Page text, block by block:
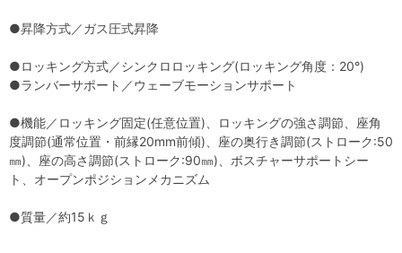
●昇降方式／ガス圧式昇降
●ロッキング方式／シンクロロッキング(ロッキング角度：20°)
●ランバーサポート／ウェーブモーションサポート
●機能／ロッキング固定(任意位置)、ロッキングの強さ調節、座角
度調節(通常位置・前縁20mm前傾)、座の奥行き調節(ストローク:50
㎜)、座の高さ調節(ストローク:90㎜)、ボスチャーサポートシー
ト、オープンポジションメカニズム
●質量／約15ｋｇ